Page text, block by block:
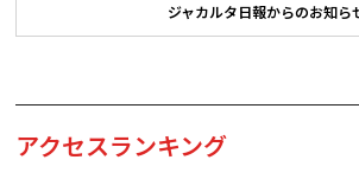
ジャカルタ日報からのお知ら
アクセスランキング